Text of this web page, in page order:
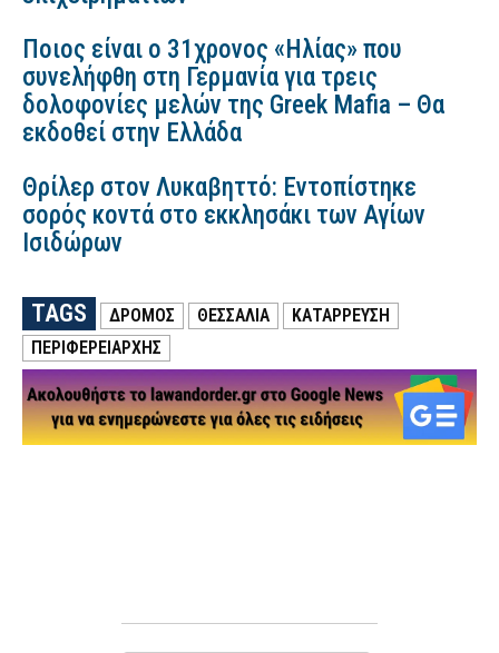
Ποιος είναι ο 31χρονος «Ηλίας» που
συνελήφθη στη Γερμανία για τρεις
δολοφονίες μελών της Greek Mafia – Θα
εκδοθεί στην Ελλάδα
Θρίλερ στον Λυκαβηττό: Εντοπίστηκε
σορός κοντά στο εκκλησάκι των Αγίων
Ισιδώρων
TAGS ΔΡΟΜΟΣ ΘΕΣΣΑΛΙΑ
ΚΑΤΑΡΡΕΥΣΗ
ΠΕΡΙΦΕΡΕΙΆΡΧΗΣ